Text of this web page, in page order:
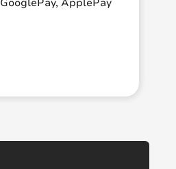
GooglePay, ApplePay